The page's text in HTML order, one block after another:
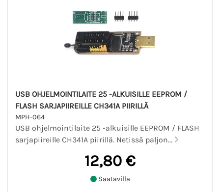
USB OHJELMOINTILAITE 25 -ALKUISILLE EEPROM /
FLASH SARJAPIIREILLE CH341A PIIRILLÄ
MPH-064
USB ohjelmointilaite 25 -alkuisille EEPROM / FLASH
sarjapiireille CH341A piirillä. Netissä paljon...
12,80 €
Saatavilla